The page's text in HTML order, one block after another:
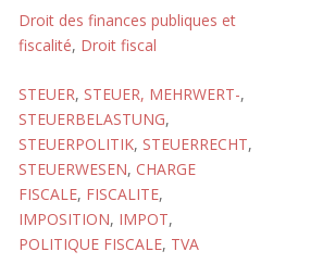
Droit des finances publiques et
fiscalité, Droit fiscal
STEUER, STEUER, MEHRWERT-,
STEUERBELASTUNG,
STEUERPOLITIK, STEUERRECHT,
STEUERWESEN, CHARGE
FISCALE, FISCALITE,
IMPOSITION, IMPOT,
POLITIQUE FISCALE, TVA